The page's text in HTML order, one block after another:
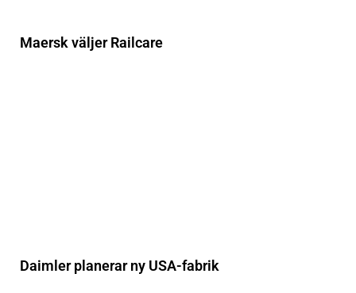
Maersk väljer Railcare
Daimler planerar ny USA-fabrik